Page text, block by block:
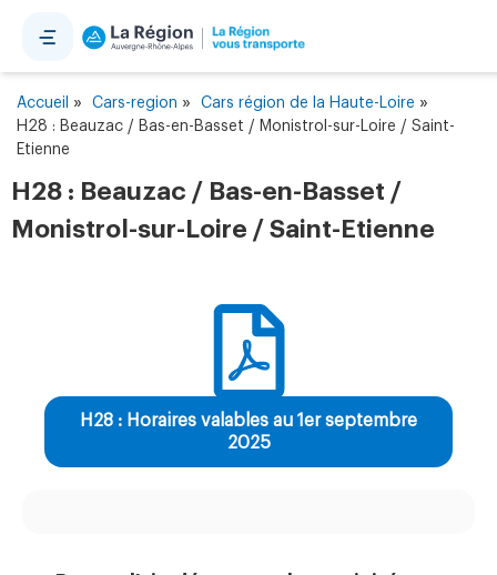
Accueil » Cars-region » Cars région de la Haute-Loire »
H28 : Beauzac / Bas-en-Basset / Monistrol-sur-Loire / Saint-
Etienne
H28 : Beauzac / Bas-en-Basset /
Monistrol-sur-Loire / Saint-Etienne
H28 : Horaires valables au 1er septembre
2025